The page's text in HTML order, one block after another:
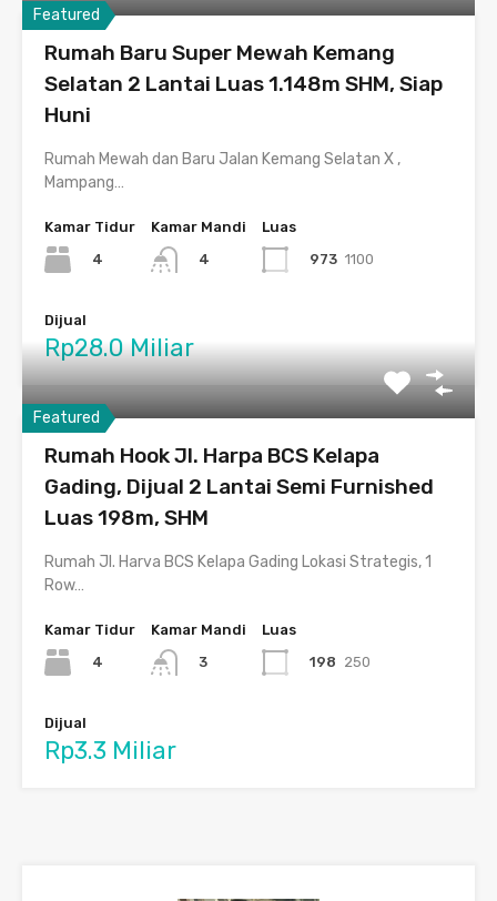
Featured
Rumah Baru Super Mewah Kemang
Selatan 2 Lantai Luas 1.148m SHM, Siap
Huni
Rumah Mewah dan Baru Jalan Kemang Selatan X ,
Mampang…
Kamar Tidur
4
Kamar Mandi
4
Luas
973 1100
Dijual
Rp28.0 Miliar
Featured
Rumah Hook Jl. Harpa BCS Kelapa
Gading, Dijual 2 Lantai Semi Furnished
Luas 198m, SHM
Rumah Jl. Harva BCS Kelapa Gading Lokasi Strategis, 1
Row…
Kamar Tidur
4
Kamar Mandi
3
Luas
198 250
Dijual
Rp3.3 Miliar